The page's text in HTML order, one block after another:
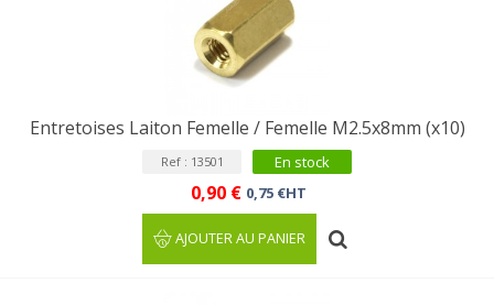
Entretoises Laiton Femelle / Femelle M2.5x8mm (x10)
Ref : 13501 En stock
0,90 € 0,75 €HT
AJOUTER AU PANIER